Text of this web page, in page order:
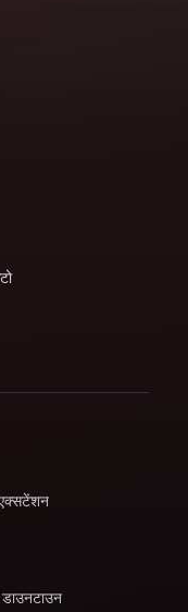
एक्सटेंशन